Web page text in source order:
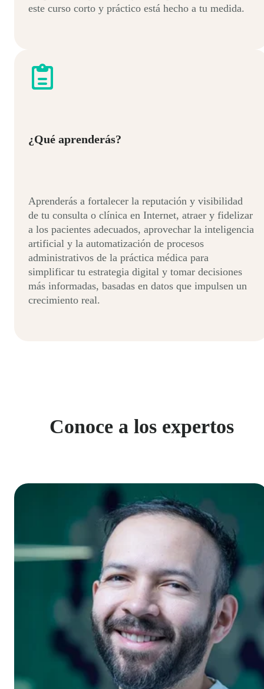
este curso corto y práctico está hecho a tu medida.
¿Qué aprenderás?
Aprenderás a fortalecer la reputación y visibilidad
de tu consulta o clínica en Internet, atraer y fidelizar
a los pacientes adecuados, aprovechar la inteligencia
artificial y la automatización de procesos
administrativos de la práctica médica para
simplificar tu estrategia digital y tomar decisiones
más informadas, basadas en datos que impulsen un
crecimiento real.
Conoce a los expertos